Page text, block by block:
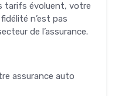
tarifs évoluent, votre
n’est pas
de l’assurance.
assurance auto